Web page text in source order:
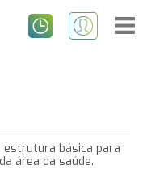
estrutura básica para
área da saúde.